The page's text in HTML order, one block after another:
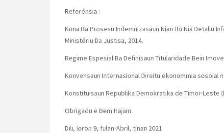
Referénsia :
Kona Ba Prosesu Indemnizasaun Nian Ho Nia Detallu
Ministériu Da Justisa, 2014.
Regime Espesial Ba Definisaun Titularidade Bein
Konvensaun Internasional Direitu ekonommia sosoial
Konstituisaun Republika Demokratika de Timor-Leste
Obrigadu e Bem Hajam.
Dili, loron 9, fulan-Abril, tinan 2021